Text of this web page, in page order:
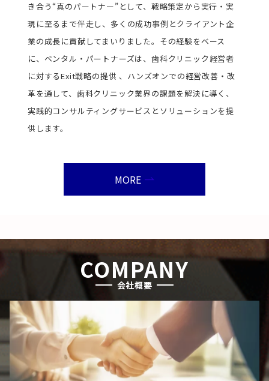
き合う“真のパートナー”として、戦略策定から実行・実
現に至るまで伴走し、多くの成功事例とクライアント企
業の成長に貢献してまいりました。その経験をベース
に、ベンタル・パートナーズは、歯科クリニック経営者
に対するExit戦略の提供 、ハンズオンでの経営改善・改
革を通して、歯科クリニック業界の課題を解決に導く、
実践的コンサルティングサービスとソリューションを提
供します。
MORE
COMPANY
会社概要